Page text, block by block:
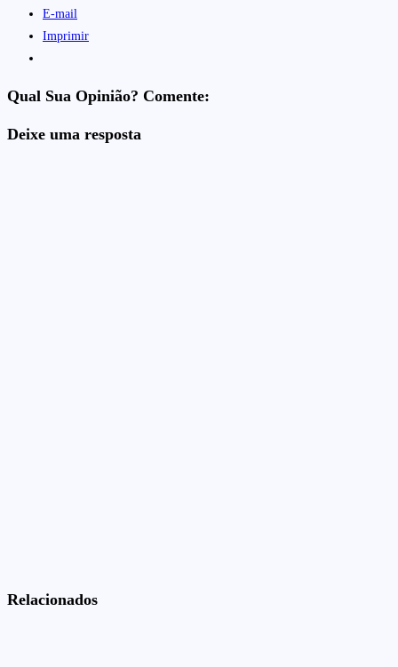
E-mail
Imprimir
Qual Sua Opinião? Comente:
Deixe uma resposta
Relacionados